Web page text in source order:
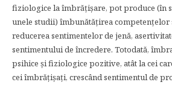
fiziologice la îmbrățișare, pot produce (în
unele studii) îmbunătățirea competențelor
reducerea sentimentelor de jenă,
sentimentului de încredere. Totodată,
psihice și fiziologice pozitive, atât la cei
cei îmbrățișați, crescând sentimentul de